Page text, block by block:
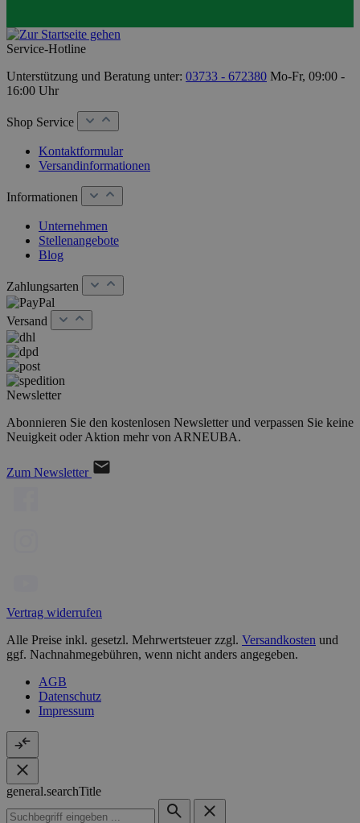
Service-Hotline
Unterstützung und Beratung unter: 03733 - 672380 Mo-Fr, 09:00 -
16:00 Uhr
Shop Service
Kontaktformular
Versandinformationen
Informationen
Unternehmen
Stellenangebote
Blog
Zahlungsarten
Versand
Newsletter
Abonnieren Sie den kostenlosen Newsletter und verpassen Sie keine
Neuigkeit oder Aktion mehr von ARNEUBA.
Zum Newsletter
Vertrag widerrufen
Alle Preise inkl. gesetzl. Mehrwertsteuer zzgl. Versandkosten und
ggf. Nachnahmegebühren, wenn nicht anders angegeben.
AGB
Datenschutz
Impressum
general.searchTitle